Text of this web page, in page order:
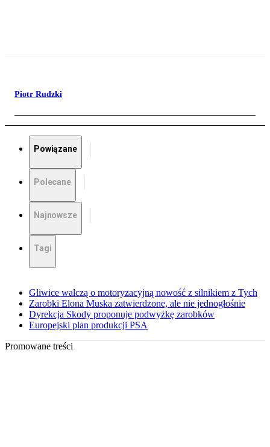
Piotr Rudzki
Powiązane
Polecane
Najnowsze
Tagi
Gliwice walczą o motoryzacyjną nowość z silnikiem z Tych
Zarobki Elona Muska zatwierdzone, ale nie jednogłośnie
Dyrekcja Skody proponuje podwyżkę zarobków
Europejski plan produkcji PSA
Promowane treści